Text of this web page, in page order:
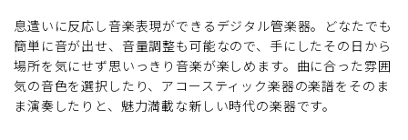
息遣いに反応し音楽表現ができるデジタル管楽器。どなたでも
簡単に音が出せ、音量調整も可能なので、手にしたその日から
場所を気にせず思いっきり音楽が楽しめます。曲に合った雰囲
気の音色を選択したり、アコースティック楽器の楽譜をそのま
ま演奏したりと、魅力満載な新しい時代の楽器です。